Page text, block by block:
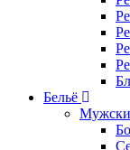
Бельё